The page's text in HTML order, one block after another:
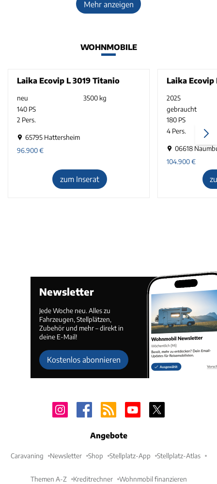
Mehr anzeigen
WOHNMOBILE
Laika Ecovip L 3019 Titanio
neu
3500 kg
140 PS
2 Pers.
65795 Hattersheim
96.900€
zum Inserat
Laika Ecovip
2025
gebraucht
180 PS
4 Pers.
06618
104.900€
Newsletter
Jede Woche neu. Alles zu
Fahrzeugen, Stellplätzen,
Zubehör und mehr – direkt in
deine E-Mail!
Kostenlos abonnieren
Angebote
Caravaning Newsletter Shop Stellplatz-App Stellplatz-Atlas
Themen A-Z Kreditrechner Wohnmobil finanzieren